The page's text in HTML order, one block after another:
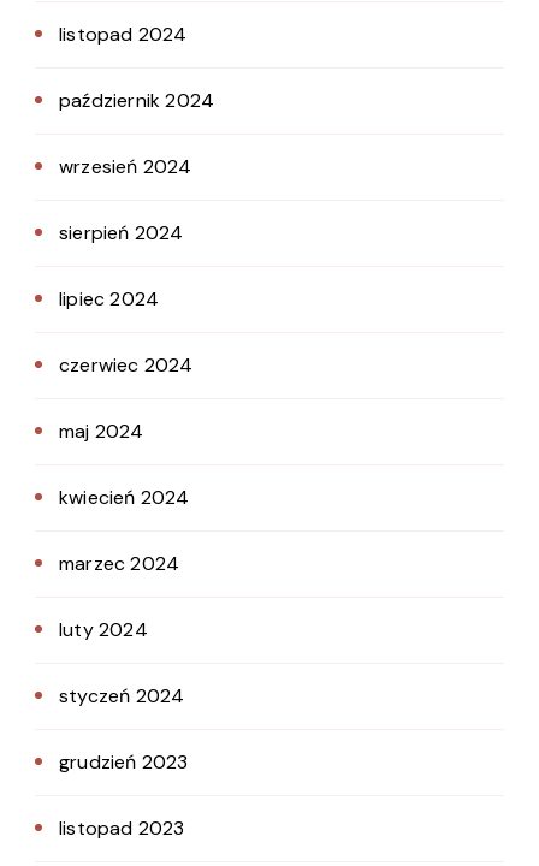
listopad 2024
październik 2024
wrzesień 2024
sierpień 2024
lipiec 2024
czerwiec 2024
maj 2024
kwiecień 2024
marzec 2024
luty 2024
styczeń 2024
grudzień 2023
listopad 2023